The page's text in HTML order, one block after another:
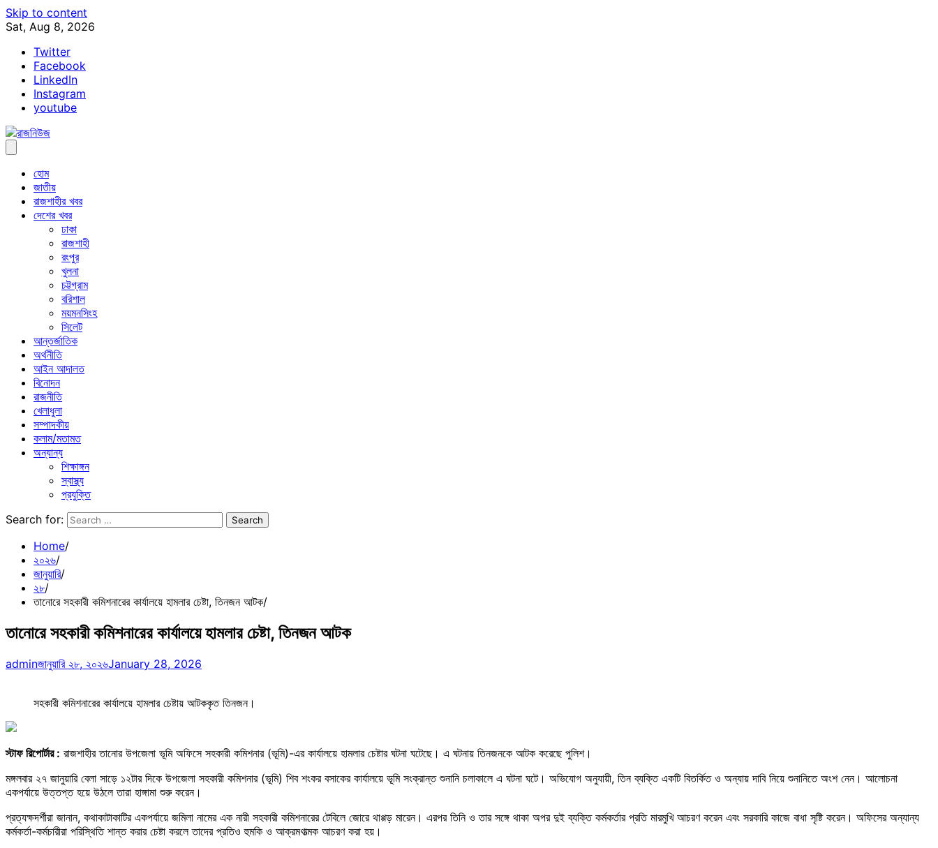
Skip to content
Sat, Aug 8, 2026
Twitter
Facebook
LinkedIn
Instagram
youtube
হোম
জাতীয়
রাজশাহীর খবর
দেশের খবর
ঢাকা
রাজশাহী
রংপুর
খুলনা
চট্টগ্রাম
বরিশাল
ময়মনসিংহ
সিলেট
আন্তর্জাতিক
অর্থনীতি
আইন আদালত
বিনোদন
রাজনীতি
খেলাধুলা
সম্পাদকীয়
কলাম/মতামত
অন্যান্য
শিক্ষাঙ্গন
স্বাস্থ্য
প্রযুক্তি
Search for:
Home
২০২৬
জানুয়ারি
২৮
তানোরে সহকারী কমিশনারের কার্যালয়ে হামলার চেষ্টা, তিনজন আটক
তানোরে সহকারী কমিশনারের কার্যালয়ে হামলার চেষ্টা, তিনজন আটক
adminজানুয়ারি ২৮, ২০২৬January 28, 2026
সহকারী কমিশনারের কার্যালয়ে হামলার চেষ্টায় আটককৃত তিনজন।
স্টাফ রিপোর্টার : রাজশাহীর তানোর উপজেলা ভূমি অফিসে সহকারী কমিশনার (ভূমি)-এর কার্যালয়ে হামলার চেষ্টার ঘটনা ঘটেছে। এ ঘটনায় তিনজনকে আটক করেছে পুলিশ।
মঙ্গলবার ২৭ জানুয়ারি বেলা সাড়ে ১২টার দিকে উপজেলা সহকারী কমিশনার (ভূমি) শিব শংকর বসাকের কার্যালয়ে ভূমি সংক্রান্ত শুনানি চলাকালে এ ঘটনা ঘটে। অভিযোগ অনুযায়ী, তিন ব্যক্তি একটি বিতর্কিত ও অন্যায় দাবি নিয়ে শুনানিতে অংশ নেন। আলোচনা
একপর্যায়ে উত্তপ্ত হয়ে উঠলে তারা হাঙ্গামা শুরু করেন।
প্রত্যক্ষদর্শীরা জানান, কথাকাটাকাটির একপর্যায়ে জমিলা নামের এক নারী সহকারী কমিশনারের টেবিলে জোরে থাপ্পড় মারেন। এরপর তিনি ও তার সঙ্গে থাকা অপর দুই ব্যক্তি কর্মকর্তার প্রতি মারমুখি আচরণ করেন এবং সরকারি কাজে বাধা সৃষ্টি করেন। অফিসের অন্যান্য
কর্মকর্তা-কর্মচারীরা পরিস্থিতি শান্ত করার চেষ্টা করলে তাদের প্রতিও হুমকি ও আক্রমণাত্মক আচরণ করা হয়।